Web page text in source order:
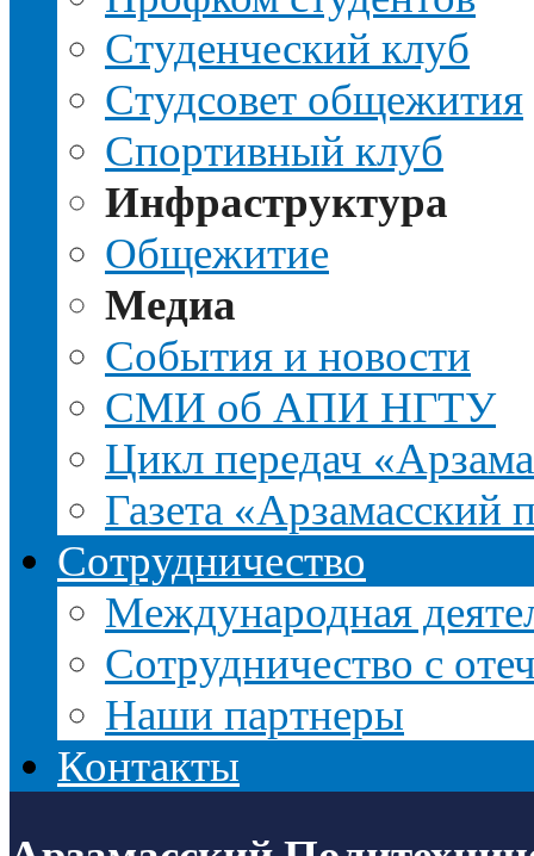
Студенческий клуб
Студсовет общежития
Спортивный клуб
Инфраструктура
Общежитие
Медиа
События и новости
СМИ об АПИ НГТУ
Цикл передач
Газета «Арзамасский
Сотрудничество
Международная
Сотрудничество с
Наши партнеры
Контакты